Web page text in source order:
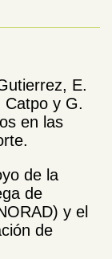
E.
Catpo y G.
en las
de la
de
y el
de